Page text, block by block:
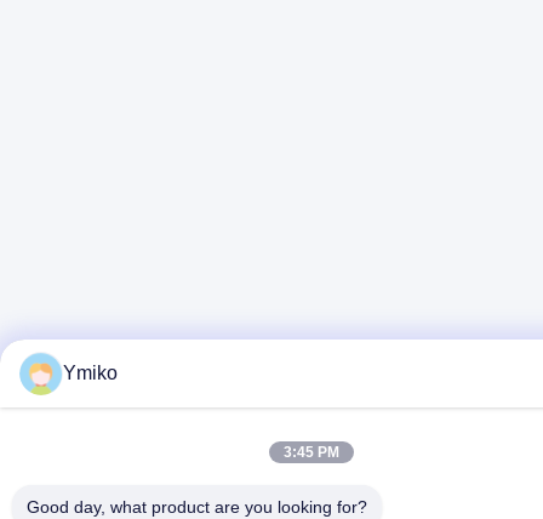
Ymiko
3:45 PM
Good day, what product are you looking for?